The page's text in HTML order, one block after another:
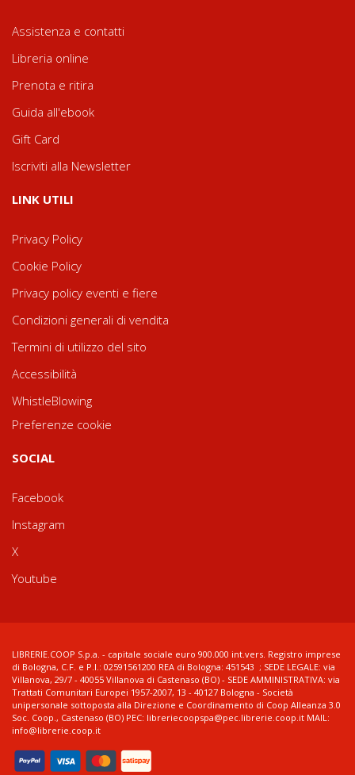
Assistenza e contatti
Libreria online
Prenota e ritira
Guida all'ebook
Gift Card
Iscriviti alla Newsletter
LINK UTILI
Privacy Policy
Cookie Policy
Privacy policy eventi e fiere
Condizioni generali di vendita
Termini di utilizzo del sito
Accessibilità
WhistleBlowing
Preferenze cookie
SOCIAL
Facebook
Instagram
X
Youtube
LIBRERIE.COOP S.p.a. - capitale sociale euro 900.000 int.vers. Registro imprese
di Bologna, C.F. e P.I.: 02591561200 REA di Bologna: 451543 ; SEDE LEGALE: via
Villanova, 29/7 - 40055 Villanova di Castenaso (BO) - SEDE AMMINISTRATIVA: via
Trattati Comunitari Europei 1957-2007, 13 - 40127 Bologna - Società
unipersonale sottoposta alla Direzione e Coordinamento di Coop Alleanza 3.0
Soc. Coop., Castenaso (BO) PEC: libreriecoopspa@pec.librerie.coop.it MAIL:
info@librerie.coop.it